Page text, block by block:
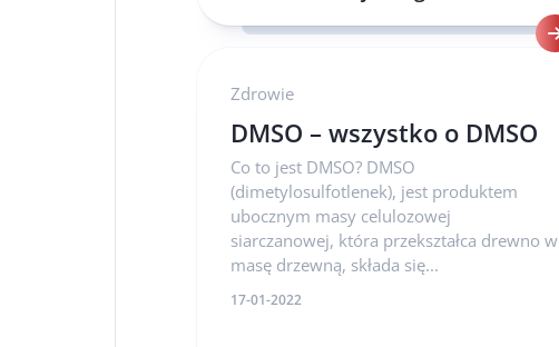
Zdrowie
DMSO – wszystko o DMSO
Co to jest DMSO? DMSO
(dimetylosulfotlenek), jest produktem
ubocznym masy celulozowej
siarczanowej, która przekształca drewno w
masę drzewną, składa się...
17-01-2022